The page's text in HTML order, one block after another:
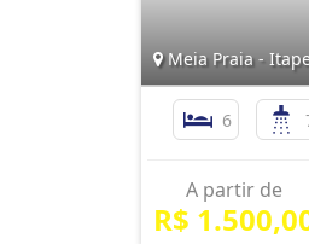
Meia Praia -
6
A partir de
R$